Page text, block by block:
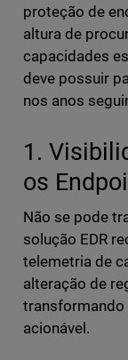
proteção de
altura de
capacidades
deve possuir
nos anos
1.
os
Não se pode
solução EDR
telemetria de
alteração de
transformando
acionável.